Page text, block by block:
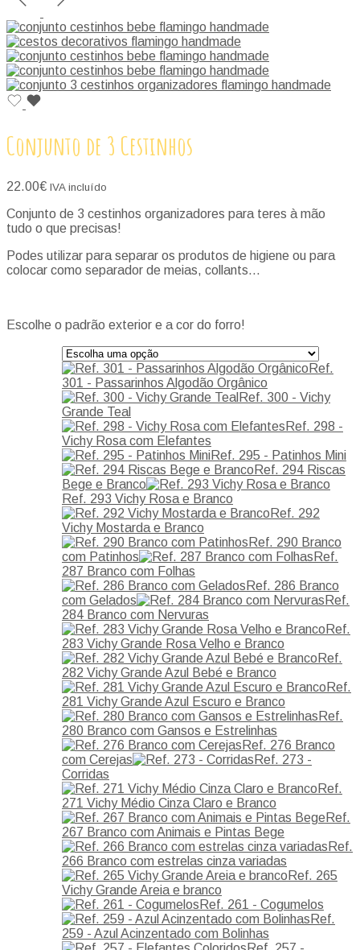
Conjunto de 3 Cestinhos
22.00€ IVA incluído
Conjunto de 3 cestinhos organizadores para teres à mão
tudo o que precisas!
Podes utilizar para separar os produtos de higiene ou para
colocar como separador de meias, collants…
Escolhe o padrão exterior e a cor do forro!
Ref.
301 - Passarinhos Algodão Orgânico
Ref. 300 - Vichy
Grande Teal
Ref. 298 -
Vichy Rosa com Elefantes
Ref. 295 - Patinhos Mini
Ref. 294 Riscas
Bege e Branco
Ref. 293 Vichy Rosa e Branco
Ref. 292
Vichy Mostarda e Branco
Ref. 290 Branco
com Patinhos
Ref.
287 Branco com Folhas
Ref. 286 Branco
com Gelados
Ref.
284 Branco com Nervuras
Ref.
283 Vichy Grande Rosa Velho e Branco
Ref.
282 Vichy Grande Azul Bebé e Branco
Ref.
281 Vichy Grande Azul Escuro e Branco
Ref.
280 Branco com Gansos e Estrelinhas
Ref. 276 Branco
com Cerejas
Ref. 273 -
Corridas
Ref.
271 Vichy Médio Cinza Claro e Branco
Ref.
267 Branco com Animais e Pintas Bege
Ref.
266 Branco com estrelas cinza variadas
Ref. 265
Vichy Grande Areia e branco
Ref. 261 - Cogumelos
Ref.
259 - Azul Acinzentado com Bolinhas